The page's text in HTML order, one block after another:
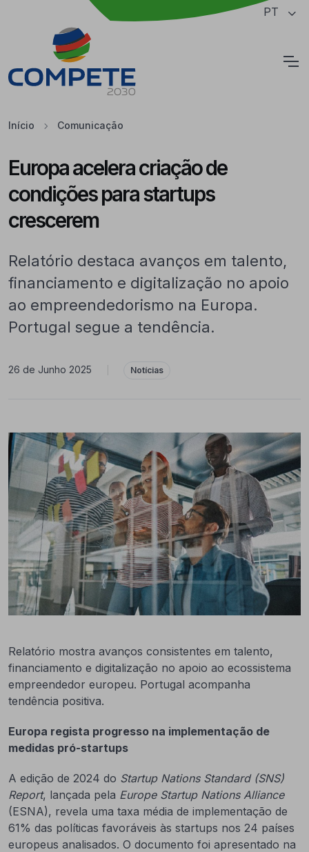
Saltar para o conteúdo principal da página PT
Início Comunicação
Europa acelera criação de
condições para startups
crescerem
Relatório destaca avanços em talento,
financiamento e digitalização no apoio
ao empreendedorismo na Europa.
Portugal segue a tendência.
26 de Junho 2025 Notícias
Relatório mostra avanços consistentes em talento,
financiamento e digitalização no apoio ao ecossistema
empreendedor europeu. Portugal acompanha
tendência positiva.
Europa regista progresso na implementação de
medidas pró-startups
A edição de 2024 do Startup Nations Standard (SNS)
Report, lançada pela Europe Startup Nations Alliance
(ESNA), revela uma taxa média de implementação de
61% das políticas favoráveis às startups nos 24 países
europeus analisados. O documento foi apresentado na